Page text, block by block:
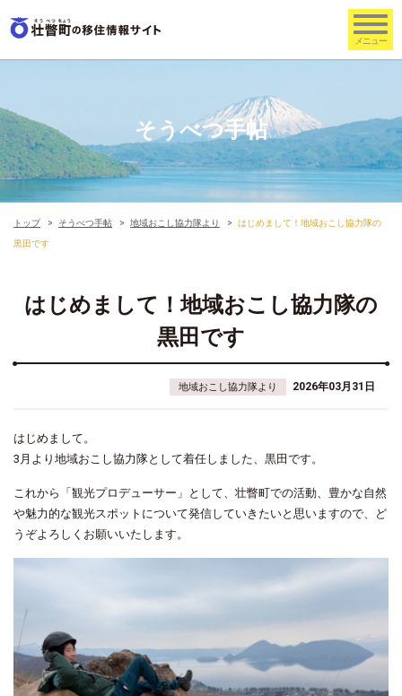
そうべつ手帖
トップ そうべつ手帖 地域おこし協力隊より はじめまして！地域おこし協力隊の
黒田です
はじめまして！地域おこし協力隊の
黒田です
地域おこし協力隊より 2026年03月31日
はじめまして。
3月より地域おこし協力隊として着任しました、黒田です。
これから「観光プロデューサー」として、壮瞥町での活動、豊かな自然
や魅力的な観光スポットについて発信していきたいと思いますので、ど
うぞよろしくお願いいたします。